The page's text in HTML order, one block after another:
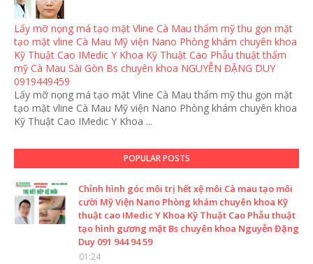
Lấy mỡ nọng má tạo mặt Vline Cà Mau thẩm mỹ thu gọn mặt
tạo mặt vline Cà Mau Mỹ viện Nano Phòng khám chuyên khoa
Kỹ Thuật Cao IMedic Y Khoa Kỹ Thuật Cao Phẫu thuật thẩm
mỹ Cà Mau Sài Gòn Bs chuyên khoa NGUYỄN ĐẶNG DUY
0919449459
Lấy mỡ nọng má tạo mặt Vline Cà Mau thẩm mỹ thu gọn mặt
tạo mặt vline Cà Mau Mỹ viện Nano Phòng khám chuyên khoa
Kỹ Thuật Cao IMedic Y Khoa ...
POPULAR POSTS
Chỉnh hình góc môi trị hết xệ môi Cà mau tạo môi
cười Mỹ Viện Nano Phòng khám chuyên khoa Kỹ
thuật cao IMedic Y Khoa Kỹ Thuật Cao Phẫu thuật
tạo hình gương mặt Bs chuyên khoa Nguyễn Đặng
Duy 091 944 94 59
01:24